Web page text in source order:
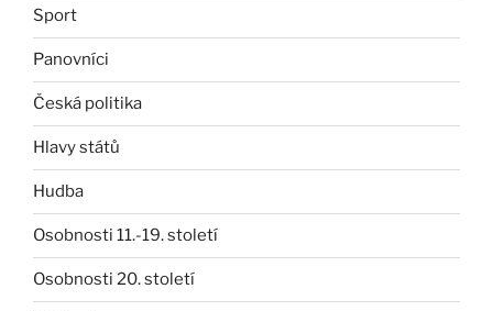
Sport
Panovníci
Česká politika
Hlavy států
Hudba
Osobnosti 11.-19. století
Osobnosti 20. století